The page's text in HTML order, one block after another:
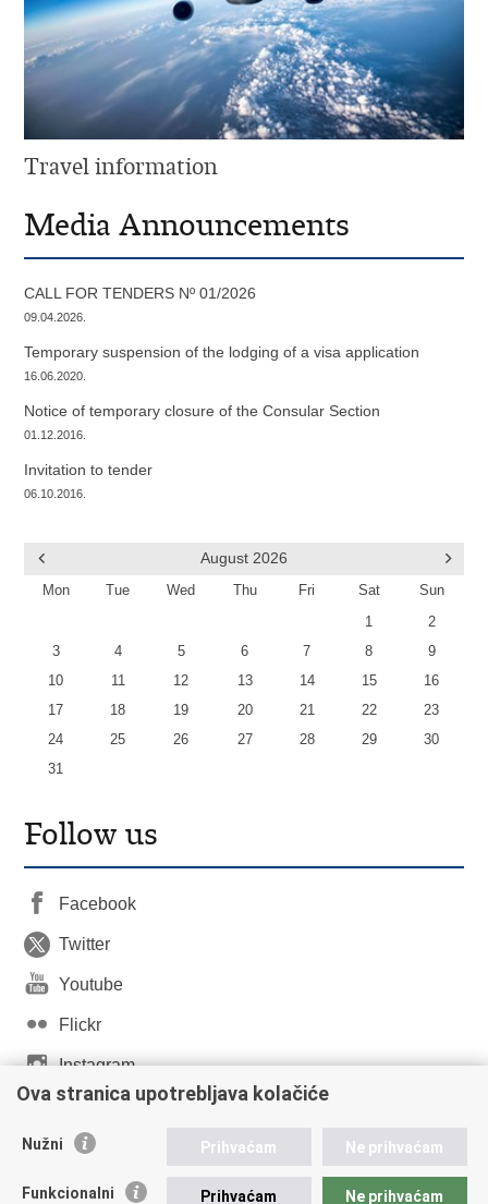
Travel information
Media Announcements
CALL FOR TENDERS Nº 01/2026
09.04.2026.
Temporary suspension of the lodging of a visa application
16.06.2020.
Notice of temporary closure of the Consular Section
01.12.2016.
Invitation to tender
06.10.2016.
August 2026
Mon Tue Wed Thu Fri Sat Sun
1
2
3
4 5 6 7 8
9
10
11 12 13 14 15
16
17
18 19 20 21 22
23
24
25 26 27 28 29
30
31
Follow us
Facebook
Twitter
Youtube
Flickr
Instagram
LinkedIn
Ova stranica upotrebljava kolačiće
Nužni Prihvaćam Ne prihvaćam
Funkcionalni Prihvaćam Ne prihvaćam